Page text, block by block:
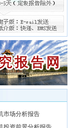
市场分析报告